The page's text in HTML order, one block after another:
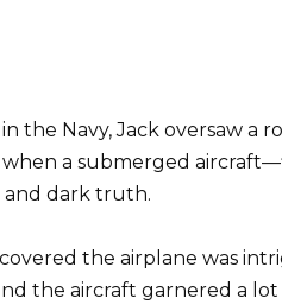
the Navy, Jack oversaw a
a submerged
and dark truth.
the airplane was
the aircraft garnered a